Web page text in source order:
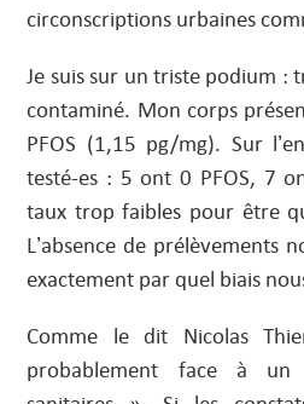
circonscriptions urbaines
Je suis sur un triste podium :
contaminé. Mon corps
PFOS (1,15 pg/mg). Sur
testé-es : 5 ont 0 PFOS, 7
taux trop faibles pour être
L’absence de prélèvements
exactement par quel biais
Comme le dit Nicolas
probablement face à un